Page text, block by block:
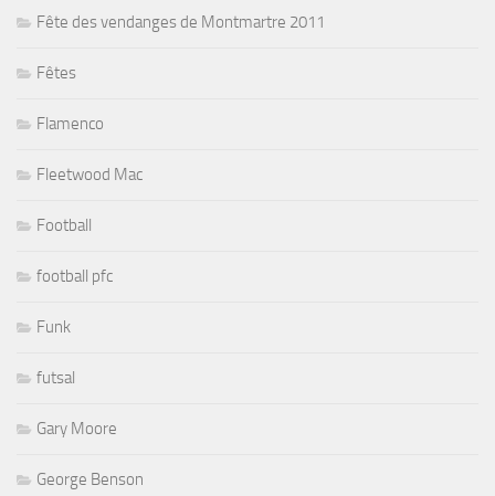
Fête des vendanges de Montmartre 2011
Fêtes
Flamenco
Fleetwood Mac
Football
football pfc
Funk
futsal
Gary Moore
George Benson